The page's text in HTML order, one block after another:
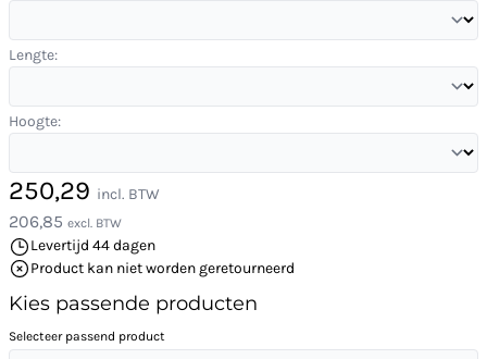
Lengte:
Hoogte:
250,29 incl. BTW
206,85 excl. BTW
Levertijd 44 dagen
Product kan niet worden geretourneerd
Kies passende producten
Selecteer passend product